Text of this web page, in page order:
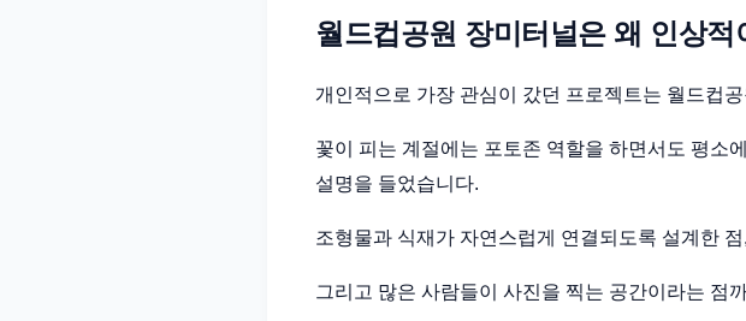
월드컵공원 장미터널은 왜 인상적
개인적으로 가장 관심이 갔던 프로젝트는 월드컵
꽃이 피는 계절에는 포토존 역할을 하면서도 평소
설명을 들었습니다.
조형물과 식재가 자연스럽게 연결되도록 설계한 점,
그리고 많은 사람들이 사진을 찍는 공간이라는 점